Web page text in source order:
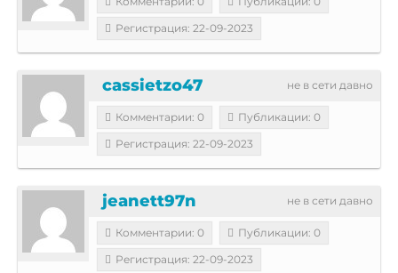
Регистрация: 22-09-2023
не в сети давно
cassietzo47
Комментарии: 0
Публикации: 0
Регистрация: 22-09-2023
не в сети давно
jeanett97n
Комментарии: 0
Публикации: 0
Регистрация: 22-09-2023